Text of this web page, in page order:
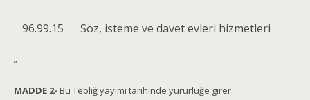
96.99.15 Söz, isteme ve davet evleri hizmetleri
”
MADDE 2- Bu Tebliğ yayımı tarihinde yürürlüğe girer.